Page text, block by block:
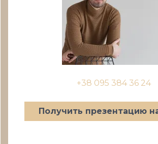
+38 095 384 36 24
Получить презентацию